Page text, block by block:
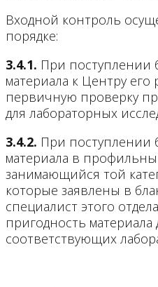
Входной контроль
порядке:
3.4.1. При поступлении
материала к Центру
первичную проверку
для лабораторных
3.4.2. При поступлении
материала в
занимающийся той
которые заявлены в
специалист этого
пригодность
соответствующих